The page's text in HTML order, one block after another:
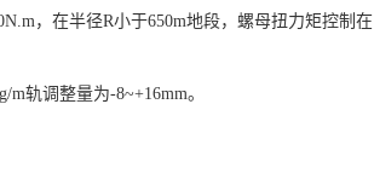
，在半径R小于650m地段，螺母扭力矩控制在
轨调整量为-8~+16mm。